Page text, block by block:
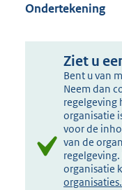
Ondertekening
Ziet u
Bent u van
Neem dan
regelgeving
organisatie
voor de
van de
organisatie